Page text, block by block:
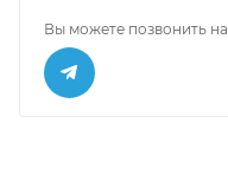
Вы можете позвонить